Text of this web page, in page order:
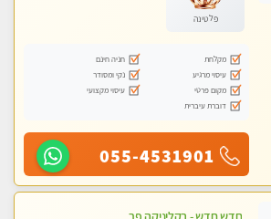
פלטינה
מקלחת
חניה חינם
עיסוי מרגיע
נקי ומסודר
מקום פרטי
עיסוי מקצועי
דוברת עיברית
055-4531901